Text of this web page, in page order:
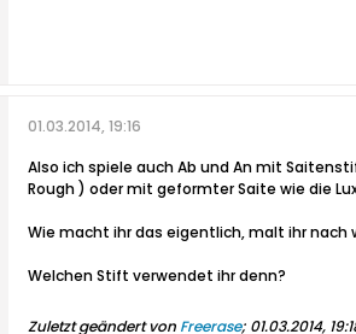
01.03.2014, 19:16
Also ich spiele auch Ab und An mit
Rough ) oder mit geformter Saite wie die
Wie macht ihr das eigentlich, malt ihr nach
Welchen Stift verwendet ihr denn?
Zuletzt geändert von Freerase; 01.03.2014,